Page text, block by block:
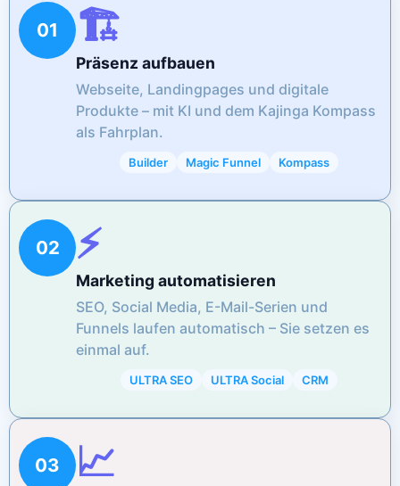
01 🏗️
Präsenz aufbauen
Webseite, Landingpages und digitale
Produkte – mit KI und dem Kajinga Kompass
als Fahrplan.
Builder Magic Funnel Kompass
02 ⚡️
Marketing automatisieren
SEO, Social Media, E-Mail-Serien und
Funnels laufen automatisch – Sie setzen es
einmal auf.
ULTRA SEO ULTRA Social CRM
03 📈